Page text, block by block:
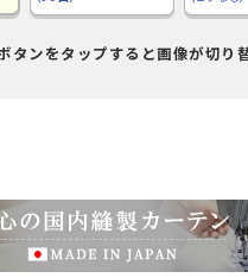
タンをタップすると画像が切り